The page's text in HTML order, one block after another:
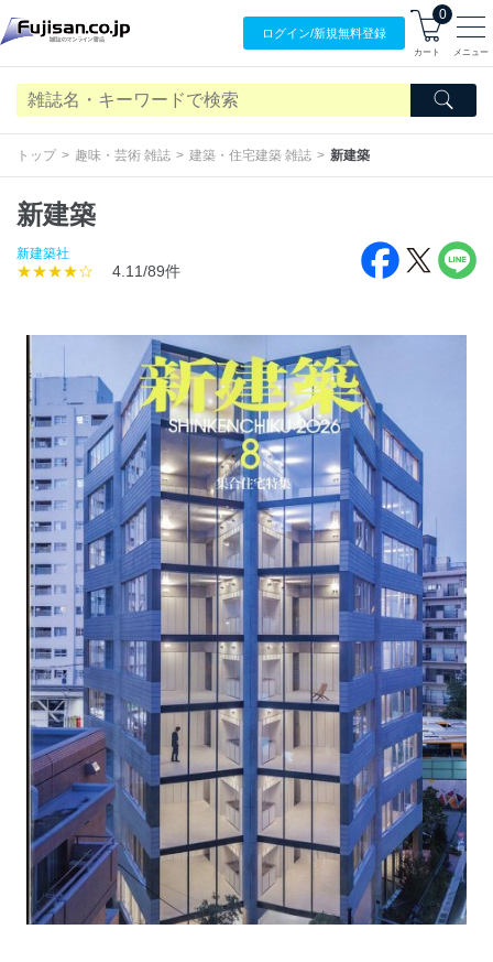
ログイン/新規無料登録
0
カート メニュー
トップ 趣味・芸術 雑誌 建築・住宅建築 雑誌 新建築
新建築
新建築社
★★★★☆ 4.11/89件